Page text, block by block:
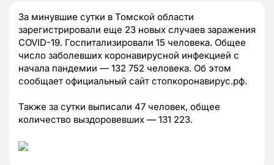
За минувшие сутки в Томской области
зарегистрировали еще 23 новых случаев заражения
COVID-19. Госпитализировали 15 человека. Общее
число заболевших коронавирусной инфекцией с
начала пандемии — 132 752 человека. Об этом
сообщает официальный сайт стопкоронавирус.рф.
Также за сутки выписали 47 человек, общее
количество выздоровевших — 131 223.